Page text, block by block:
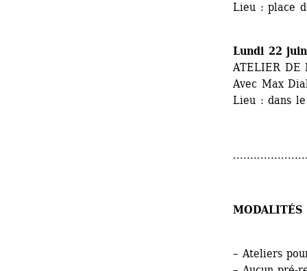
Lieu : place
Lundi 22
ATELIER DE
Avec Max
Lieu : dans
MODALITÉS
– Ateliers